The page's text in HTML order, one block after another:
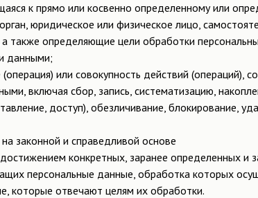
к прямо или косвенно определенному или
юридическое или физическое лицо,
также определяющие цели обработки
данными;
или совокупность действий (операций),
включая сбор, запись, систематизацию,
доступ), обезличивание, блокирование,
законной и справедливой основе
конкретных, заранее определенных и
персональные данные, обработка которых
которые отвечают целям их обработки.